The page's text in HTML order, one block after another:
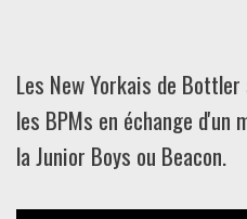
Les New Yorkais de
les BPMs en échange d'un
la Junior Boys ou Beacon.